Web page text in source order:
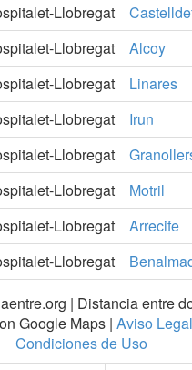
Llobregat
Llobregat
Alcoy
Llobregat
Linares
Llobregat
Irun
Llobregat
Llobregat
Motril
Llobregat
Arrecife
Llobregat
| Distancia entre
Google Maps | Aviso Legal
Condiciones de Uso